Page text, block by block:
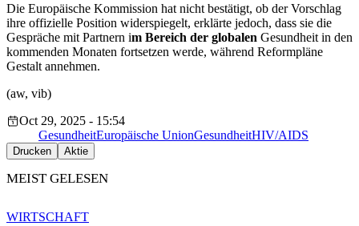
Die Europäische Kommission hat nicht bestätigt, ob der Vorschlag
ihre offizielle Position widerspiegelt, erklärte jedoch, dass sie die
Gespräche mit Partnern im Bereich der globalen Gesundheit in den
kommenden Monaten fortsetzen werde, während Reformpläne
Gestalt annehmen.
(aw, vib)
Oct 29, 2025 - 15:54
GesundheitEuropäische UnionGesundheitHIV/AIDS
Drucken Aktie
MEIST GELESEN
WIRTSCHAFT